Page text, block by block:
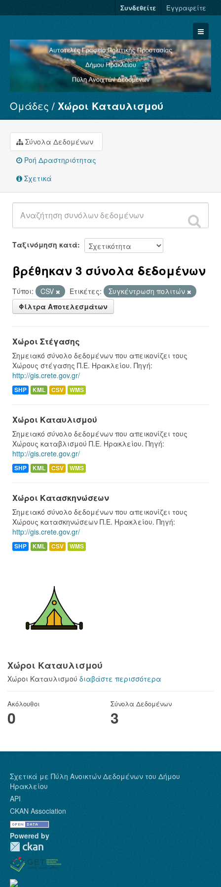
Συνδεθείτε Εγγραφείτε
Σύνολα Δεδομένων
Φορείς
Ομάδες
Σχετικά
Ομάδες Χώροι Καταυλισμού
Σύνολα Δεδομένων
Ροή Δραστηριότητας
Σχετικά
Ταξινόμηση κατά
βρέθηκαν 3 σύνολα δεδομένων
Τύποι: CSV Ετικέτες:
Συγκέντρωση πολιτών
Φίλτρα Αποτελεσμάτων
Χώροι Στέγασης
Σημειακό σύνολο δεδομένων που απεικονίζει τους
Χώρους στέγασης Π.Ε. Ηρακλείου. Πηγή:
http://gis.crete.gov.gr/
SHP KML CSV WMS
Χώροι Καταυλισμού
Σημειακό σύνολο δεδομένων που απεικονίζει τους
Χώρους καταβλισμού Π.Ε. Ηρακλείου. Πηγή:
http://gis.crete.gov.gr/
SHP KML CSV WMS
Χώροι Κατασκηνώσεων
Σημειακό σύνολο δεδομένων που απεικονίζει τους
Χώρους κατασκηνώσεων Π.Ε. Ηρακλείου. Πηγή:
http://gis.crete.gov.gr/
SHP KML CSV WMS
Χώροι Καταυλισμού
Χώροι Καταυλισμού διαβάστε περισσότερα
Ακόλουθοι
0
Σύνολα Δεδομένων
3
Σχετικά με Πύλη Ανοικτών Δεδομένων του Δήμου
Ηρακλείου
API
CKAN Association
Powered by